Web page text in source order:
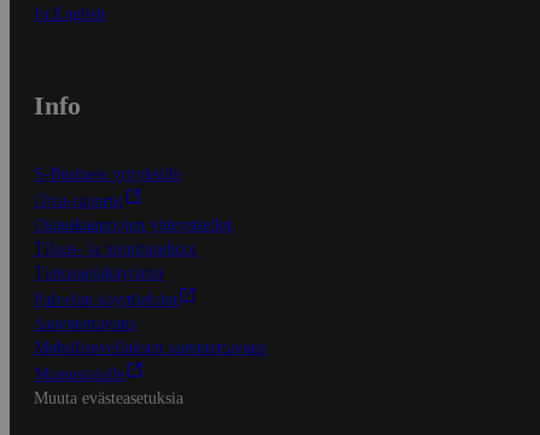
In English
Info
S-Business yrityksille
Oiva-raportit
Osuuskauppojen yhteystiedot
Tilaus- ja toimitusehdot
Tietosuojakäytäntö
Palvelun käyttöehdot
Saavutettavuus
Mobiilisovelluksen saavutettavuus
Mainostajalle
Muuta evästeasetuksia